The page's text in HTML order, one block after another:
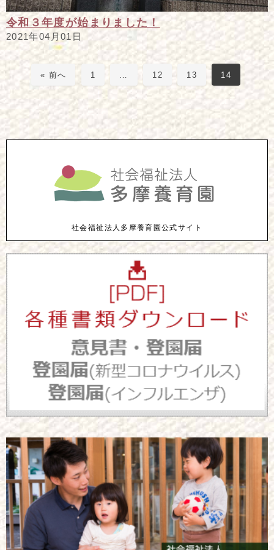
令和３年度が始まりました！
2021年04月01日
« 前へ 1 12 13 14
社会福祉法人多摩養育園公式サイト